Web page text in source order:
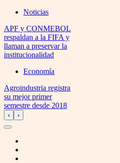
Noticias
APF y CONMEBOL
respaldan a la FIFA y
llaman a preservar la
institucionalidad
Economía
Agroindustria registra
su mejor primer
semestre desde 2018
‹ ›